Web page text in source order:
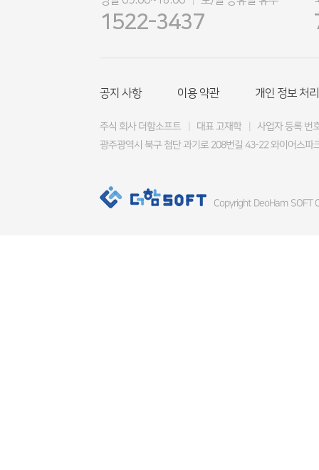
1522-3437
공지 사항 이용 약관 개인 정보 처
주식 회사 더함소프트 대표 고재학 사업자 등록 번
광주광역시 북구 첨단 과기로 208번길 43-22 와이어스파
Copyright DeoHam SOFT